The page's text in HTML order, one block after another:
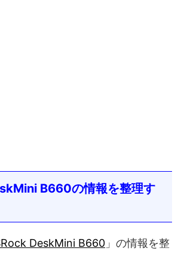
B660の情報を整理す
DeskMini B660 」の情報を整